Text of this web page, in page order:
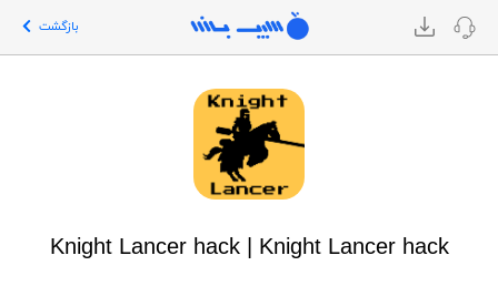
بازگشت
Knight Lancer hack | Knight Lancer hack